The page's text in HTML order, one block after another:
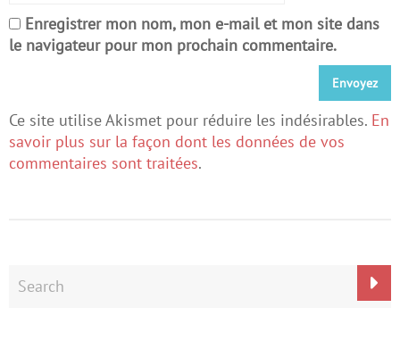
Enregistrer mon nom, mon e-mail et mon site dans
le navigateur pour mon prochain commentaire.
Ce site utilise Akismet pour réduire les indésirables. En
savoir plus sur la façon dont les données de vos
commentaires sont traitées.